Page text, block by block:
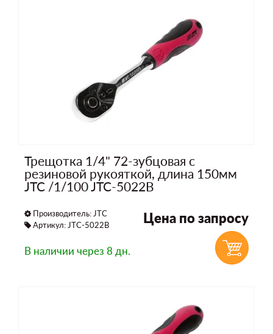
Трещотка 1/4" 72-зубцовая с
резиновой рукояткой, длина 150мм
JTC /1/100 JTC-5022B
Производитель: JTC
Артикул: JTC-5022B
Цена по запросу
В наличии через 8 дн.